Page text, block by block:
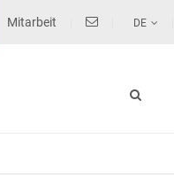
Mitarbeit DE